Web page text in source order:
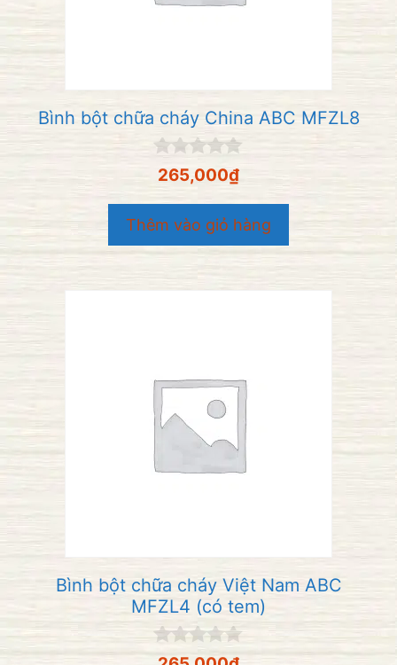
Bình bột chữa cháy China ABC MFZL8
0
n
g
o
à
i
265,000₫
Thêm vào giỏ hàng
Bình bột chữa cháy Việt Nam ABC
MFZL4 (có tem)
0